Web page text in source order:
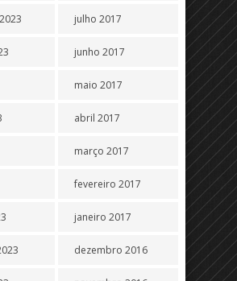
julho 2017
junho 2017
maio 2017
abril 2017
março 2017
fevereiro 2017
janeiro 2017
dezembro 2016